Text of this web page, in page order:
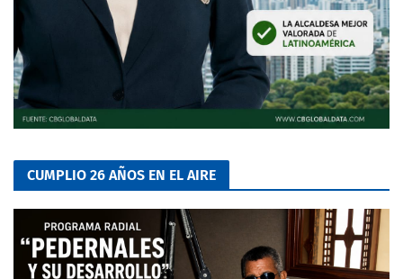
CUMPLIO 26 AÑOS EN EL AIRE